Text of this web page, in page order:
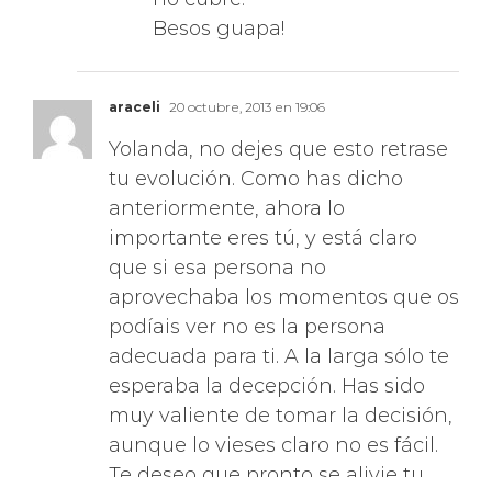
Yolanda, no dejes que esto retrase
tu evolución. Como has dicho
anteriormente, ahora lo
importante eres tú, y está claro
que si esa persona no
aprovechaba los momentos que os
podíais ver no es la persona
adecuada para ti. A la larga sólo te
esperaba la decepción. Has sido
muy valiente de tomar la decisión,
aunque lo vieses claro no es fácil.
Te deseo que pronto se alivie tu